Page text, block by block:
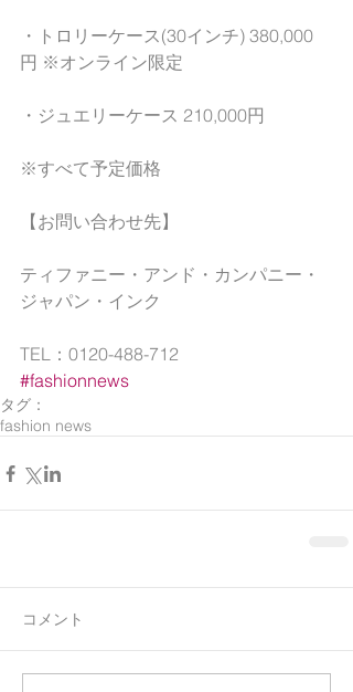
・トロリーケース(30インチ) 380,000
円 ※オンライン限定
・ジュエリーケース 210,000円
※すべて予定価格
【お問い合わせ先】
ティファニー・アンド・カンパニー・
ジャパン・インク
TEL：0120-488-712
#fashionnews
タグ：
fashion news
コメント